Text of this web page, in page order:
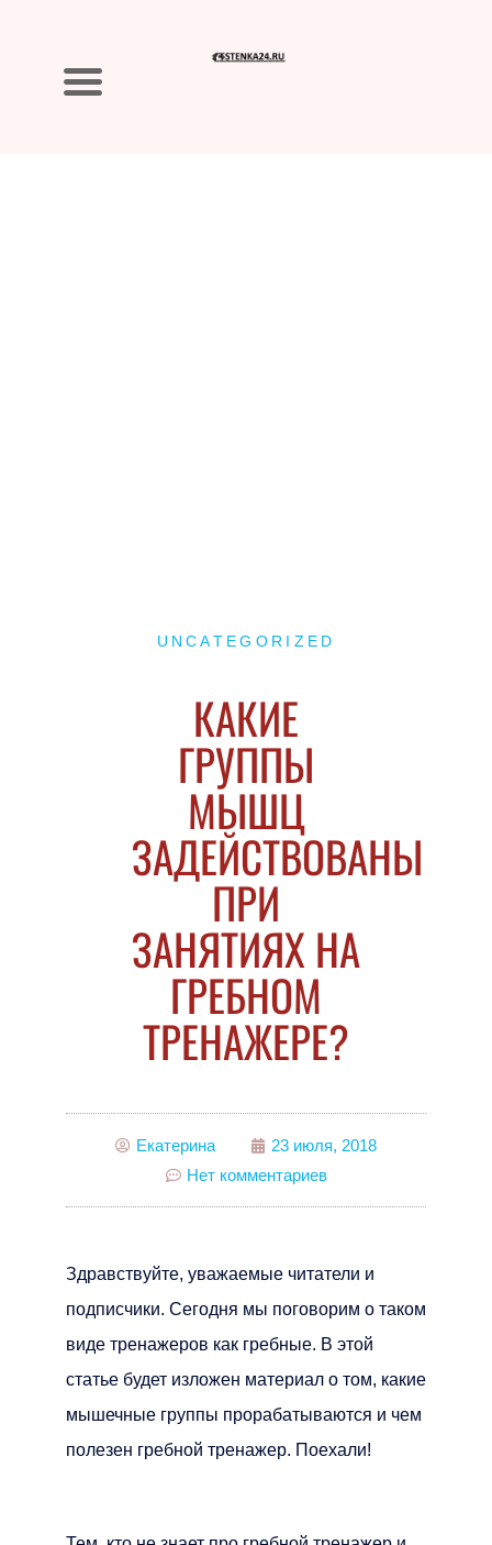
UNCATEGORIZED
КАКИЕ
ГРУППЫ
МЫШЦ
ЗАДЕЙСТВОВАНЫ
ПРИ
ЗАНЯТИЯХ НА
ГРЕБНОМ
ТРЕНАЖЕРЕ?
Екатерина
23 июля, 2018
Нет комментариев
Здравствуйте, уважаемые читатели и
подписчики. Сегодня мы поговорим о таком
виде тренажеров как гребные. В этой
статье будет изложен материал о том, какие
мышечные группы прорабатываются и чем
полезен гребной тренажер. Поехали!